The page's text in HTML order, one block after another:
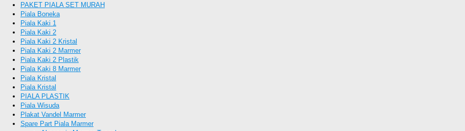
PAKET PIALA SET MURAH
Piala Boneka
Piala Kaki 1
Piala Kaki 2
Piala Kaki 2 Kristal
Piala Kaki 2 Marmer
Piala Kaki 2 Plastik
Piala Kaki 8 Marmer
Piala Kristal
Piala Kristal
PIALA PLASTIK
Piala Wisuda
Plakat Vandel Marmer
Spare Part Piala Marmer